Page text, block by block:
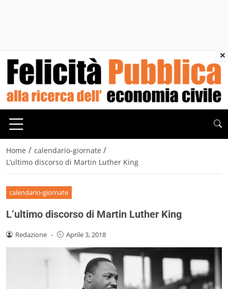
Home / calendario-giornate /
L’ultimo discorso di Martin Luther King
calendario-giornate
L’ultimo discorso di Martin Luther King
Redazione - Aprile 3, 2018
×